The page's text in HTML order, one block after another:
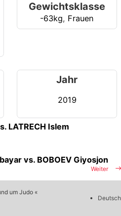
Gewichtsklasse
-63kg, Frauen
Jahr
2019
LATRECH Islem
Weiter
vs. BOBOEV Giyosjon
um Judo «
Deutsch